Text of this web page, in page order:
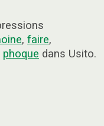
, faire,
phoque dans Usito.